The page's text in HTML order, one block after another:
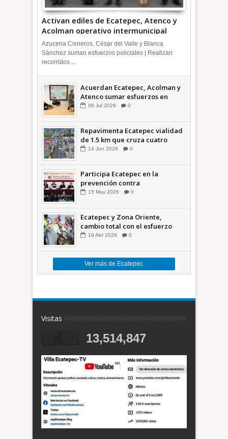
Activan ediles de Ecatepec, Atenco y
Acolman operativo intermunicipal
Azucena Cisneros, César del Valle y Blanca
Sánchez suman esfuerzos policiales | Realizan
recorridos ...
Acuerdan Ecatepec, Acolman y
Atenco sumar esfuerzos en
seguridad
08 Jul 2026 0
Repavimenta Ecatepec vialidad
de 1.5 km que cruza cuatro
comunidades +Video
14 Jun 2026 0
Participa Ecatepec en la
prevención contra
inundaciones en el Valle de
15 May 2026 0
Ecatepec y Zona Oriente,
cambio total con el esfuerzo
conjunto: Azucena; retiran 21
18 Abr 2026 0
Ver más de Ecatepec
Visitas
13,514,847